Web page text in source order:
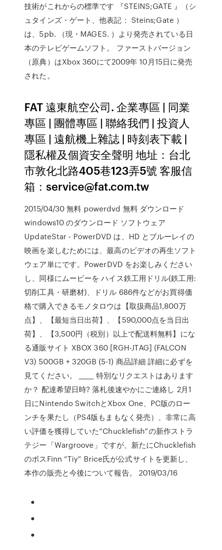
技術がこれからの標準です 『STEINS;GATE 』（シ
ュタインズ・ゲート、他表記： Steins;Gate ）
は、5pb. （現・MAGES. ）より発売されている日
本のテレビゲームソフト。 ファーストバージョン
（原典）はXbox 360にて2009年 10月15日に発売
された。
FAT 遠東航空公司. 企業專區 | 同業
專區 | 團體專區 | 聯絡我們 | 投資人
專區 | 遠航機上雜誌 | 時刻表下載 |
隱私權及個資安全聲明 地址：台北
市敦化北路405巷123弄5號 客服信
箱：service@fat.com.tw
2015/04/30 無料 powerdvd 無料 ダウンロード
windows10 のダウンロード ソフトウェア
UpdateStar - PowerDVD は、HD とブルーレイの
映画を楽しむためには、最高のビデオの再生ソフト
ウェア単にです。PowerDVD をお楽しみください
し、同様にムービーを ハイス鉄工用ドリル(鉄工用:
切削工具・研磨材)、ドリル 686件などがお買得価
格で購入できるモノタロウは【取扱商品1,800万
点】、【最短当日出荷】、【590,000点を当日出
荷】、【3,500円（税別）以上で配送料無料】にな
る通販サイト XBOX 360 [RGH-JTAG] (FALCON
V3) 500GB + 320GB (5-1) 商品詳細 詳細に必ずを
見てください。 _____ 特別なリクエストはあります
か？ 配達希望日時? 落札後速やかにご連絡し 2月1
日にNintendo SwitchとXbox One、PC版のロー
ンチを果たし（PS4版もまもなく発売）、非常に高
い評価を獲得していた“Chucklefish”の新作ストラ
テジー「Wargroove」ですが、新たにChucklefish
のボスFinn “Tiy” Brice氏が公式サイトを更新し、
本作の販売と今後について報告。 2019/03/16